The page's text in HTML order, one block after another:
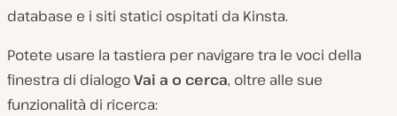
database e i siti statici ospitati da Kinsta.
Potete usare la tastiera per navigare tra le voci della
finestra di dialogoVai a o cerca, oltre alle sue
funzionalità di ricerca: